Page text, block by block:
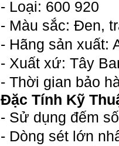
- Loại: 600 920
- Màu sắc: Đen,
- Hãng sản xuất:
- Xuất xứ: Tây
- Thời gian bảo
Đặc Tính Kỹ
- Sử dụng đếm
- Dòng sét lớn